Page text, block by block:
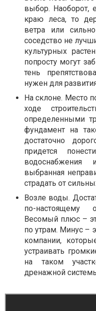
выбор. Наоборот,
краю леса, то
ветра или
соседство не
культурных
попросту могут
тень
нужен для
На склоне. Место
ходе
определенными
фундамент на
достаточно
придется
выбранная
страдать от
Возле воды.
по-настоящему
Весомый плюс –
по утрам. Минус –
компании,
устраивать
на таком
дренажной